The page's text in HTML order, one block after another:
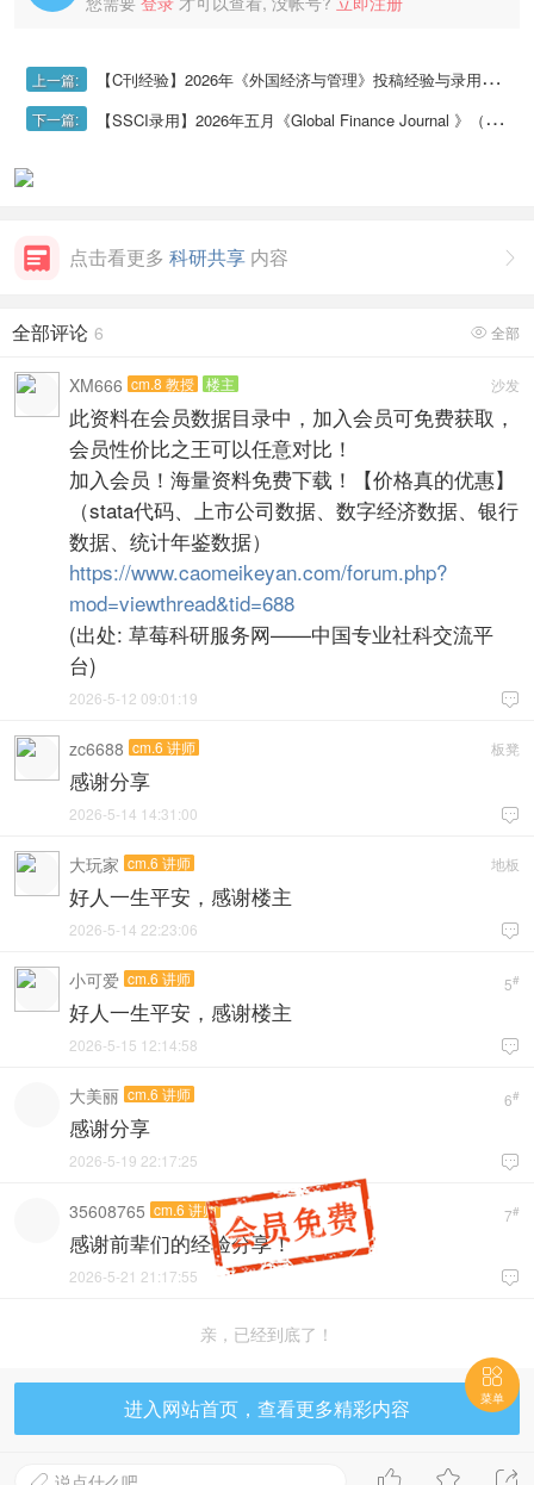
上一篇: 【C刊经验】2026年《外国经济与管理》投稿经验与录用流程
下一篇: 【SSCI录用】2026年五月《Global Finance Journal 》（GFJ）投稿经验及录用流程分享

点击看更多 科研共享 内容
 全部
全部评论 6
沙发
XM666 cm.8 教授 楼主
此资料在会员数据目录中，加入会员可免费获取，
会员性价比之王可以任意对比！
加入会员！海量资料免费下载！【价格真的优惠】
（stata代码、上市公司数据、数字经济数据、银行
数据、统计年鉴数据）
https://www.caomeikeyan.com/forum.php?
mod=viewthread&tid=688
(出处: 草莓科研服务网——中国专业社科交流平
台)

2026-5-12 09:01:19
板凳
zc6688 cm.6 讲师
感谢分享

2026-5-14 14:31:00
地板
大玩家 cm.6 讲师
好人一生平安，感谢楼主

2026-5-14 22:23:06
5#
小可爱 cm.6 讲师
好人一生平安，感谢楼主

2026-5-15 12:14:58
6#
大美丽 cm.6 讲师
感谢分享

2026-5-19 22:17:25
7#
35608765 cm.6 讲师
感谢前辈们的经验分享！

2026-5-21 21:17:55
亲，已经到底了！
进入网站首页，查看更多精彩内容

菜单